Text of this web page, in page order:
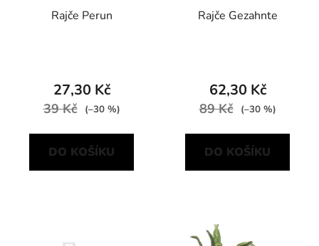
Rajče Perun
27,30 Kč
39 Kč (–30 %)
DO KOŠÍKU
Rajče Gezahnte
62,30 Kč
89 Kč (–30 %)
DO KOŠÍKU